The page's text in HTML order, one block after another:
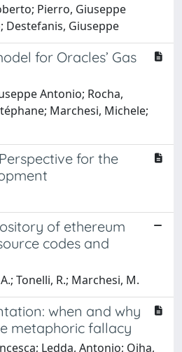
Pierro, Giuseppe
Giuseppe
for Oracles’ Gas
Antonio; Rocha,
Marchesi, Michele;
for the
of ethereum
codes and
Tonelli, R.; Marchesi, M.
when and why
metaphoric fallacy
Ledda, Antonio; Ojha,